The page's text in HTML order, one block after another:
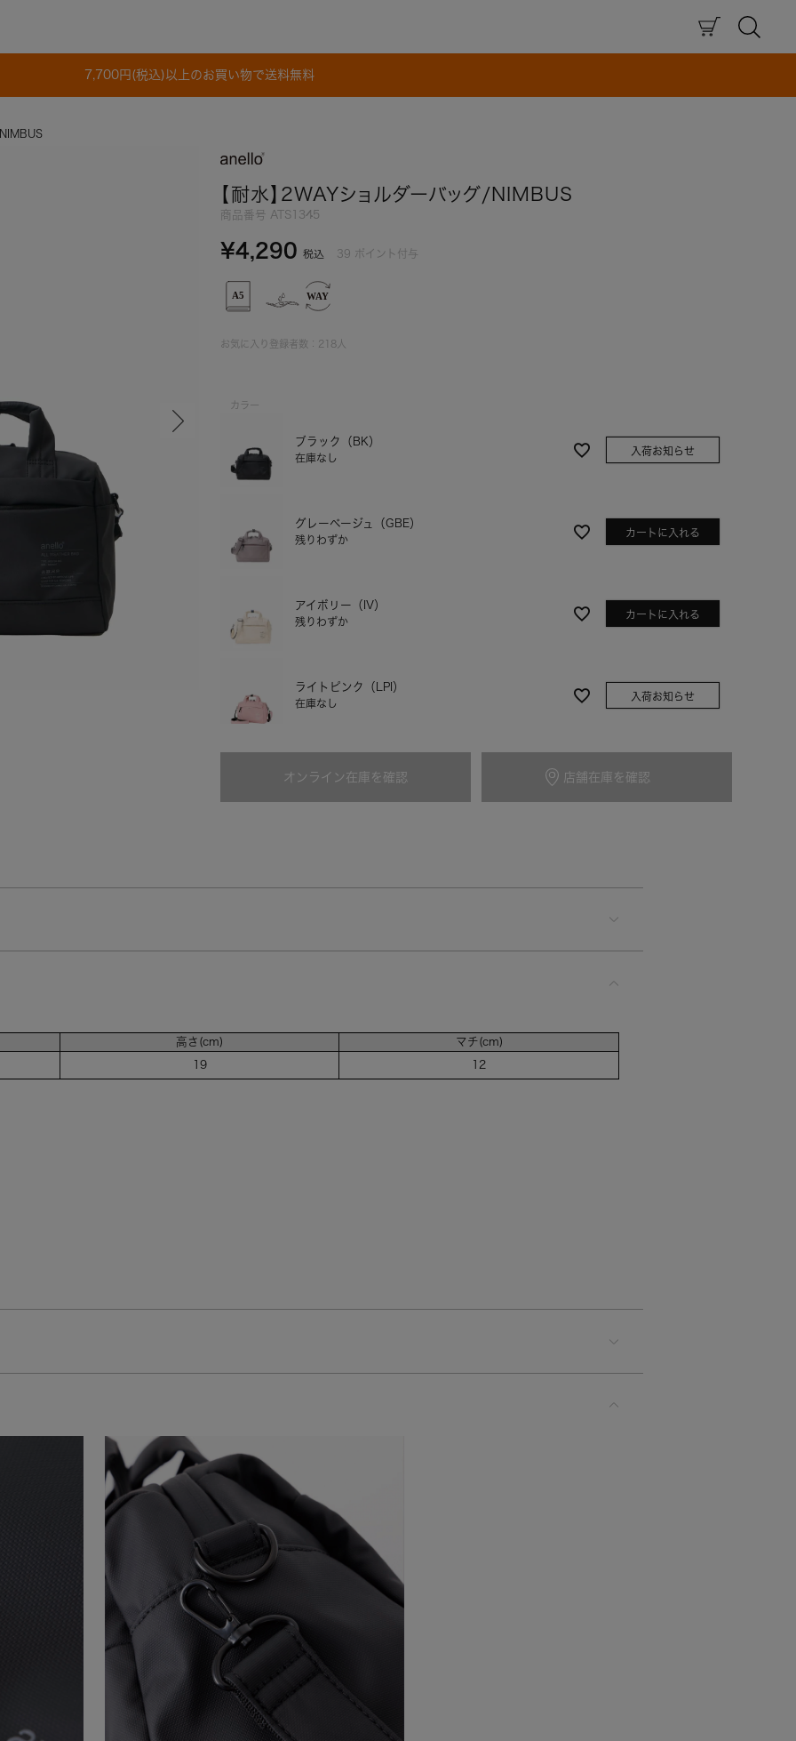
7,700円(税込)以上のお買い物で送料無料
【耐水】2WAYショルダーバッグ/NIMBUS
商品番号 ATS1345
¥4,290 税込 39 ポイント付与
お気に入り登録者数： 218 人
×
カラー
ブラック（BK）
在庫なし
入荷お知らせ
グレーベージュ（GBE）
残りわずか
カートに入れる
アイボリー（IV）
残りわずか
カートに入れる
ライトピンク（LPI）
在庫なし
入荷お知らせ
ネイビー（NV）
在庫なし
入荷お知らせ
オンライン在庫を確認 店舗在庫を確認
高さ(cm)
19
マチ(cm)
12